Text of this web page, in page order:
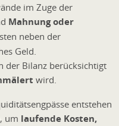
im Zuge der
Mahnung oder
neben der
Geld.
der Bilanz berücksichtigt
wird.
entstehen
um laufende Kosten,